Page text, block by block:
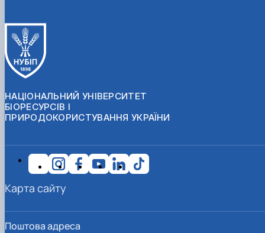
НАЦІОНАЛЬНИЙ УНІВЕРСИТЕТ
БІОРЕСУРСІВ І
ПРИРОДОКОРИСТУВАННЯ УКРАЇНИ
Поштова адреса
Карта сайту